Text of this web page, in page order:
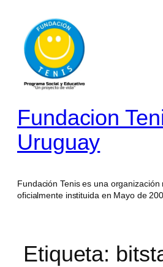
contenido
Fundacion
Uruguay
Fundación Tenis es una
oficialmente instituida en Mayo de
Etiqueta: